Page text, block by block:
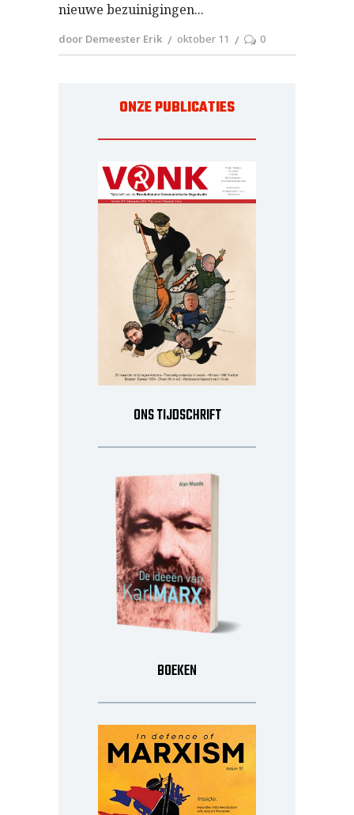
nieuwe bezuinigingen
door Demeester Erik oktober 11 0
ONZE PUBLICATIES
ONS TIJDSCHRIFT
BOEKEN